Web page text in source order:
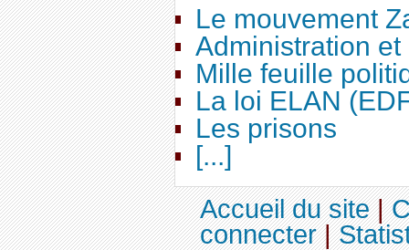
Le mouvement
Administration
Mille feuille
La loi ELAN
Les prisons
[...]
Accueil du site|
connecter|